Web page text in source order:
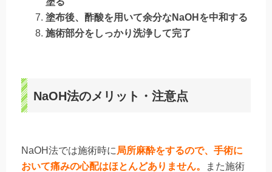
塗布後、酢酸を用いて余分なNaOHを中和する
施術部分をしっかり洗浄して完了
NaOH法のメリット・注意点
NaOH法では施術時に 局所麻酔をするので、手術に
おいて痛みの心配はほとんどありません。
また施術